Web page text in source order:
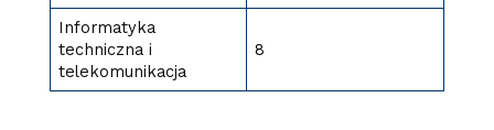
Informatyka
techniczna i
telekomunikacja
8